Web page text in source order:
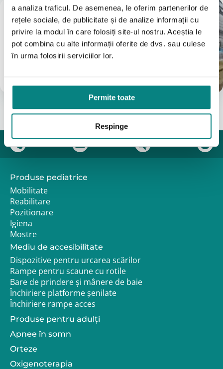
a analiza traficul. De asemenea, le oferim partenerilor de
rețele sociale, de publicitate și de analize informații cu
privire la modul în care folosiți site-ul nostru. Aceștia le
pot combina cu alte informații oferite de dvs. sau culese
în urma folosirii serviciilor lor.
Permite toate
Respinge
Magazin
București
(Vezi Google reviews)
031 8288200
info@adapt.ro
Produse pediatrice
Mobilitate
Reabilitare
Pozitionare
Igiena
Mostre
Mediu de accesibilitate
Dispozitive pentru urcarea scărilor
Rampe pentru scaune cu rotile
Bare de prindere și mânere de baie
Închiriere platforme șenilate
Închiriere rampe acces
Produse pentru adulţi
Apnee în somn
Orteze
Oxigenoterapia